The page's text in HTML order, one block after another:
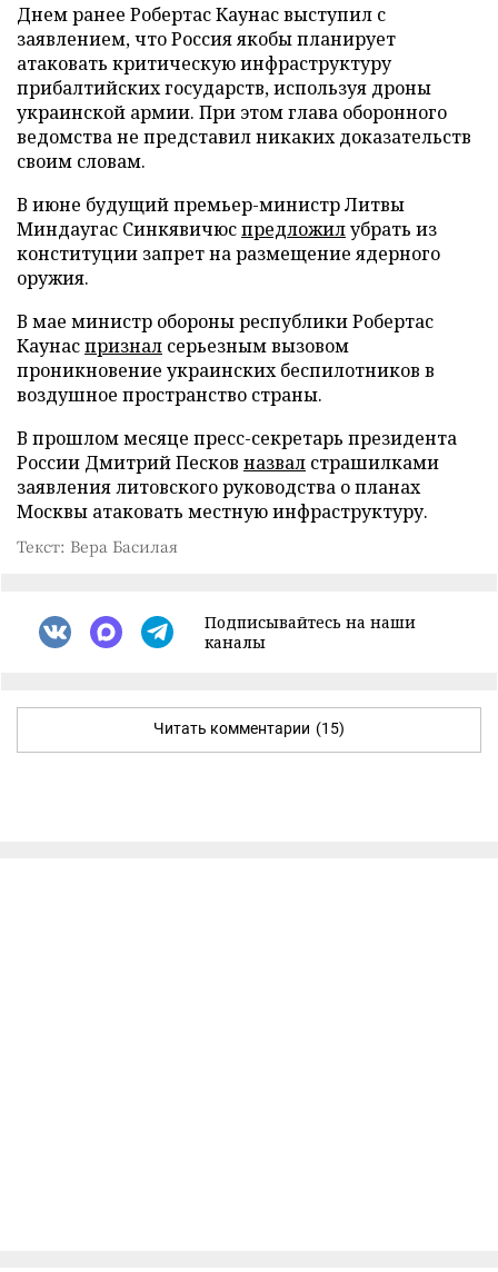
Днем ранее Робертас Каунас выступил с
заявлением, что Россия якобы планирует
атаковать критическую инфраструктуру
прибалтийских государств, используя дроны
украинской армии. При этом глава оборонного
ведомства не представил никаких доказательств
своим словам.
В июне будущий премьер-министр Литвы
Миндаугас Синкявичюспредложилубрать из
конституции запрет на размещение ядерного
оружия.
В мае министр обороны республики Робертас
Каунаспризнал серьезным вызовом
проникновение украинских беспилотников в
воздушное пространство страны.
В прошлом месяце пресс-секретарь президента
России Дмитрий Песков назвал страшилками
заявления литовского руководства о планах
Москвы атаковать местную инфраструктуру.
Текст: Вера Басилая
Подписывайтесь на наши
каналы
Читать комментарии (15)